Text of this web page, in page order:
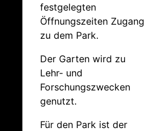
festgelegten
Öffnungszeiten Zugang
zu dem Park.
Der Garten wird zu
Lehr- und
Forschungszwecken
genutzt.
Für den Park ist der